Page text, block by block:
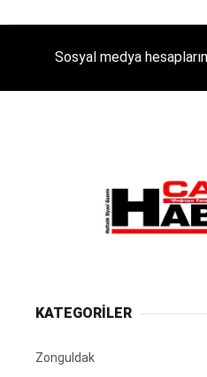
Sosyal medya
KATEGORİLER
Zonguldak